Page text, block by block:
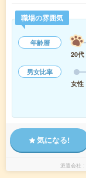
職場の雰囲気
年齢層
20代
男女比率
女性
気になる!
派遣会社